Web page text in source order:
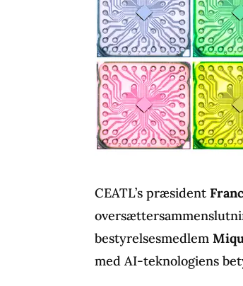
CEATL’s præsident
bestyrelsesmedlem
med AI-teknologiens